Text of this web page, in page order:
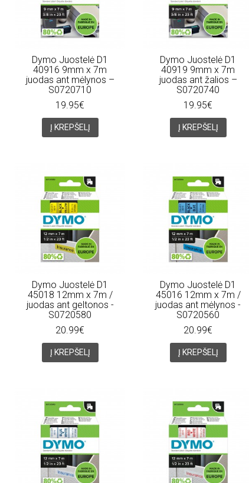
Dymo Juostelė D1
40916 9mm x 7m
juodas ant mėlynos –
S0720710
19.95€
Į KREPŠELĮ
Dymo Juostelė D1
40919 9mm x 7m
juodas ant žalios –
S0720740
19.95€
Į KREPŠELĮ
Dymo Juostelė D1
45018 12mm x 7m /
juodas ant geltonos -
S0720580
20.99€
Į KREPŠELĮ
Dymo Juostelė D1
45016 12mm x 7m /
juodas ant mėlynos -
S0720560
20.99€
Į KREPŠELĮ